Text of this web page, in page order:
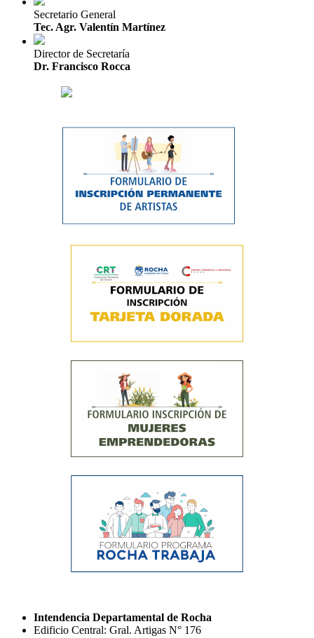
Secretario General
Tec. Agr. Valentín Martínez
Director de Secretaría
Dr. Francisco Rocca
Intendencia Departamental de Rocha
Edificio Central: Gral. Artigas N° 176